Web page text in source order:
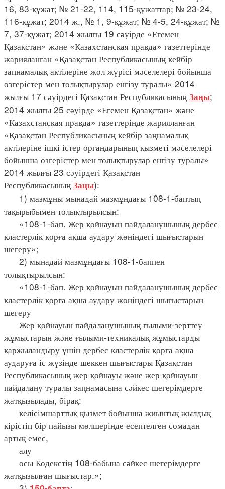
16, 83-құжат; № 21-22, 114, 115-құжаттар; № 23-24,
116-құжат; 2014 ж., № 1, 9-құжат; № 4-5, 24-құжат; №
7, 37-құжат; 2014 жылғы 19 сәуірде «Егемен
Қазақстан» және «Казахстанская правда» газеттерінде
жарияланған «Қазақстан Республикасының кейбір
заңнамалық актілеріне жол жүрісі мәселелері бойынша
өзгерістер мен толықтырулар енгізу туралы» 2014
жылғы 17 сәуірдегі Қазақстан Республикасының Заңы;
2014 жылғы 25 сәуірде «Егемен Қазақстан» және
«Казахстанская правда» газеттерінде жарияланған
«Қазақстан Республикасының кейбір заңнамалық
актілеріне ішкі істер органдарының қызметі мәселелері
бойынша өзгерістер мен толықтырулар енгізу туралы»
2014 жылғы 23 сәуірдегі Қазақстан
Республикасының Заңы):
1) мазмұны мынадай мазмұндағы 108-1-баптың
тақырыбымен толықтырылсын:
«108-1-бап. Жер қойнауын пайдаланушының дербес
кластерлік қорға ақша аудару жөніндегі шығыстарын
шегеру»;
2) мынадай мазмұндағы 108-1-баппен
толықтырылсын:
«108-1-бап. Жер қойнауын пайдаланушының дербес
кластерлік қорға ақша аудару жөніндегі шығыстарын
шегеру
Жер қойнауын пайдаланушының ғылыми-зерттеу
жұмыстарын және ғылыми-техникалық жұмыстарды
қаржыландыру үшін дербес кластерлік қорға ақша
аударуға іс жүзінде шеккен шығыстары Қазақстан
Республикасының жер қойнауы және жер қойнауын
пайдалану туралы заңнамасына сәйкес шегерімдерге
жатқызылады, бірақ:
келісімшарттық қызмет бойынша жиынтық жылдық
кірістің бір пайызы мөлшерінде есептелген сомадан
артық емес,
алу
осы Кодекстің 108-бабына сәйкес шегерімдерге
жатқызылған шығыстар.»;